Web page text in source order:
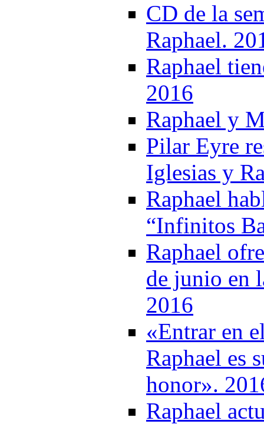
CD de la
Raphael.
Raphael
2016
Raphael y
Pilar Eyre
Iglesias y
Raphael
“Infinitos
Raphael
de junio en
2016
«Entrar en
Raphael es
honor».
Raphael